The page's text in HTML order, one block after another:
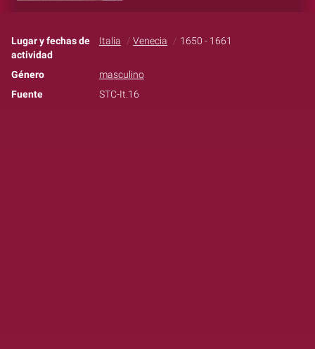
Lugar y fechas de
actividad
Italia Venecia 1650 - 1661
Género
masculino
Fuente
STC-It.16